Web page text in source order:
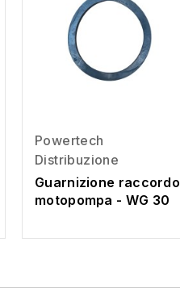
Powertech
Distribuzione
Guarnizione raccordo
motopompa - WG 30